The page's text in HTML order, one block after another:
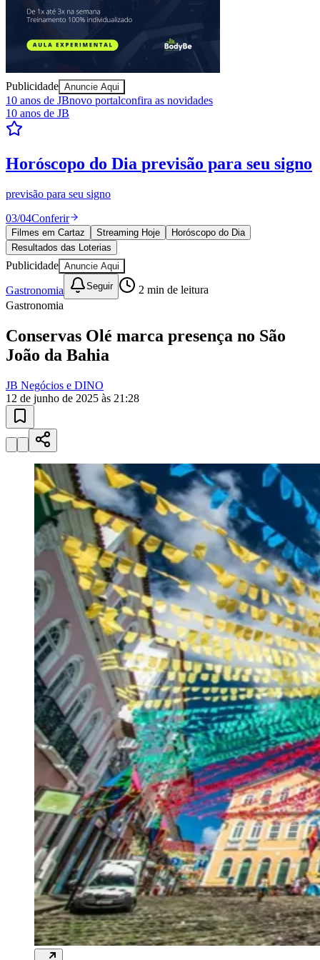
Ceará
Publicidade Anuncie Aqui
10 anos de JBnovo portalconfira as novidades
10 anos de JB
Resultados das Loterias confira se ganhou
Mega-Sena, Quina, Lotofácil e todos os jogos. Resultado
04/04Ver resultados
Filmes em Cartaz Streaming Hoje
Resultados das Loterias
Anuncie Aqui
Gastronomia Seguir
Conservas Olé marca presença no São
JB Negócios e DINO
12 de junho de 2025 às 21:28